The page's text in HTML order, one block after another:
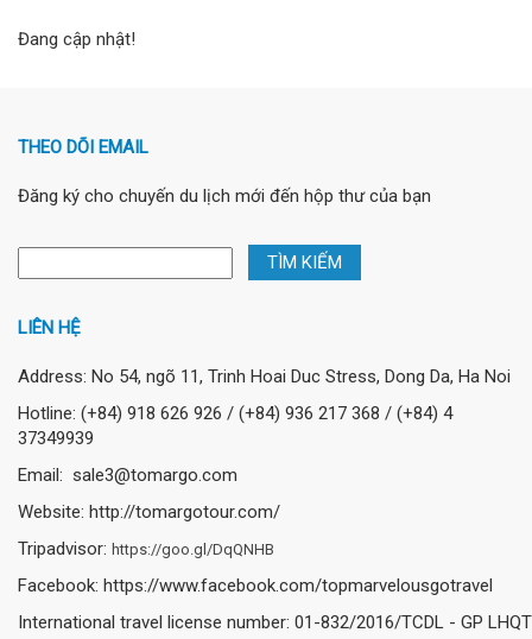
Đang cập nhật!
THEO DÕI EMAIL
Đăng ký cho chuyến du lịch mới đến hộp thư của bạn
LIÊN HỆ
Address: No 54, ngõ 11, Trinh Hoai Duc Stress, Dong Da, Ha Noi
Hotline: (+84) 918 626 926 / (+84) 936 217 368 / (+84) 4
37349939
Email: sale3@tomargo.com
Website: http://tomargotour.com/
Tripadvisor: https://goo.gl/DqQNHB
Facebook: https://www.facebook.com/topmarvelousgotravel
International travel license number: 01-832/2016/TCDL - GP LHQT